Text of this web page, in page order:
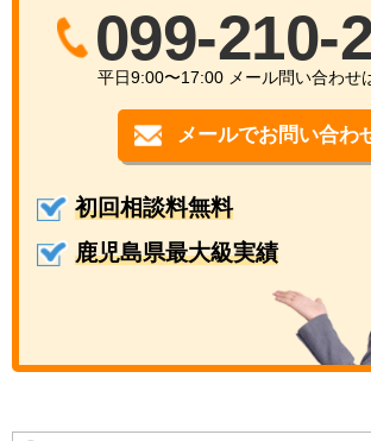
099-210-
平日9:00〜17:00 メール問い合わせ
メールでお問い合わ
初回相談料無料
鹿児島県最大級実績